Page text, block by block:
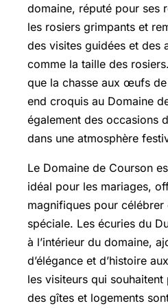
domaine, réputé pour ses
les rosiers grimpants et
des visites guidées et des
comme la taille des
que la chasse aux œufs
end croquis au Domaine
également des occasions
dans une atmosphère
Le Domaine de Courson
idéal pour les mariages,
magnifiques pour célébrer
spéciale. Les écuries du
à l’intérieur du domaine,
d’élégance et d’histoire
les visiteurs qui
des gîtes et logements